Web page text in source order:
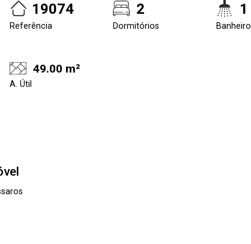
19074
Referência
2
Dormitórios
1
Banheiro
49.00 m²
A. Útil